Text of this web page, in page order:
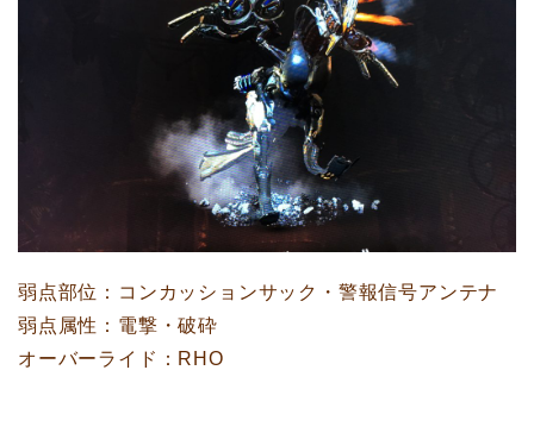
弱点部位：コンカッションサック・警報信号アンテナ
弱点属性：電撃・破砕
オーバーライド：RHO